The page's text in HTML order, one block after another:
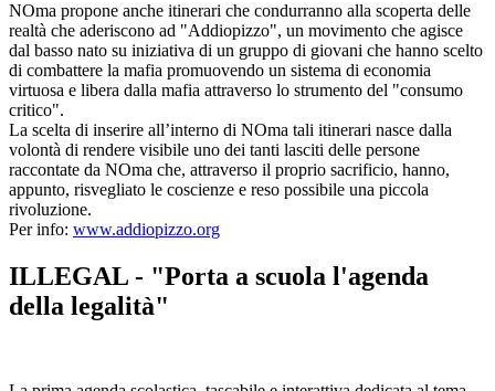
NOma propone anche itinerari che condurranno alla scoperta delle
realtà che aderiscono ad "Addiopizzo", un movimento che agisce
dal basso nato su iniziativa di un gruppo di giovani che hanno scelto
di combattere la mafia promuovendo un sistema di economia
virtuosa e libera dalla mafia attraverso lo strumento del "consumo
critico".
La scelta di inserire all’interno di NOma tali itinerari nasce dalla
volontà di rendere visibile uno dei tanti lasciti delle persone
raccontate da NOma che, attraverso il proprio sacrificio, hanno,
appunto, risvegliato le coscienze e reso possibile una piccola
rivoluzione.
Per info: www.addiopizzo.org
ILLEGAL - "Porta a scuola l'agenda
della legalità"